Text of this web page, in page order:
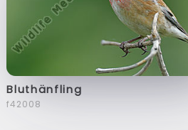
Bluthänfling
f42008